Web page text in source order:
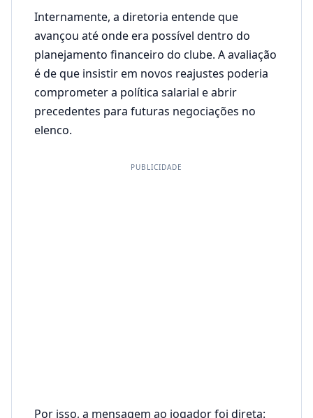
Internamente, a diretoria entende que
avançou até onde era possível dentro do
planejamento financeiro do clube. A avaliação
é de que insistir em novos reajustes poderia
comprometer a política salarial e abrir
precedentes para futuras negociações no
elenco.
PUBLICIDADE
Por isso, a mensagem ao jogador foi direta: